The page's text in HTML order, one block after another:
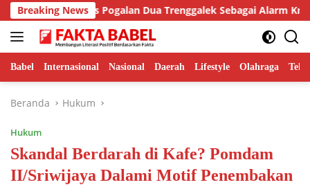
Langsung
ke
konten
Breaking News
Sebut Kasus Pogalan Dua Trenggalek Sebagai Alarm Kritis
Babel Internasional Nasional Daerah Lifestyle Olahraga
Beranda Hukum
Hukum
Skandal Berdarah di Kafe? Pomdam
II/Sriwijaya Dalami Motif Penembakan